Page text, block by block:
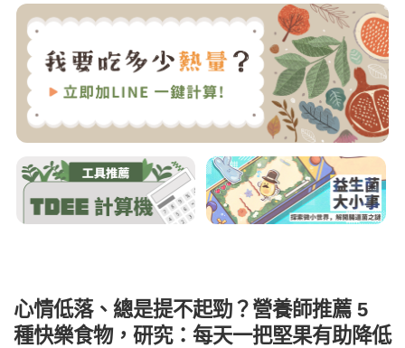
心情低落、總是提不起勁？營養師推薦 5
種快樂食物，研究：每天一把堅果有助降低